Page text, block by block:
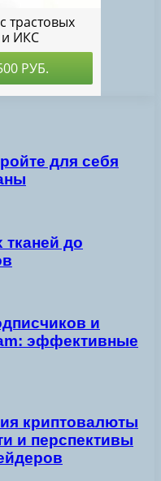
для себя
тканей до
и
эффективные
криптовалюты
и перспективы